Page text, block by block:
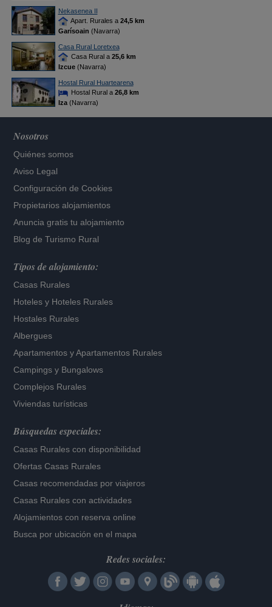
Nekasenea II
Apart. Rurales a 24,5 km
Garísoain (Navarra)
Casa Rural Loretxea
Casa Rural a 25,6 km
Izcue(Navarra)
Hostal Rural Huartearena
Hostal Rural a 26,8 km
Iza(Navarra)
Nosotros
Quiénes somos
Aviso Legal
Configuración de Cookies
Propietarios alojamientos
Anuncia gratis tu alojamiento
Blog de Turismo Rural
Tipos de alojamiento:
Casas Rurales
Hoteles y Hoteles Rurales
Hostales Rurales
Albergues
Apartamentos yApartamentos Rurales
Campings y Bungalows
Complejos Rurales
Viviendas turísticas
Búsquedas especiales:
Casas Rurales con disponibilidad
Ofertas Casas Rurales
Casas recomendadas por viajeros
Casas Rurales con actividades
Alojamientos con reserva online
Busca por ubicación en el mapa
Redes sociales: